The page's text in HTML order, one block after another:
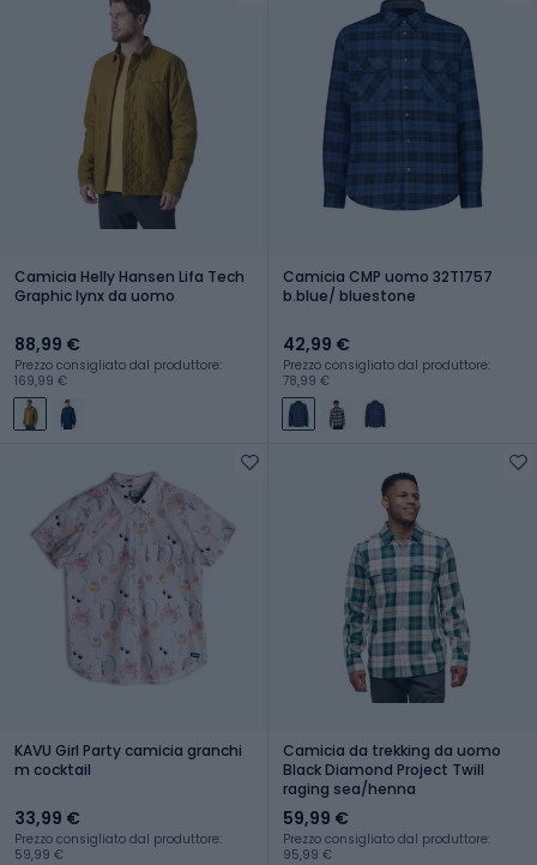
Camicia Helly Hansen Lifa Tech
Graphic lynx da uomo
88,99 €
Prezzo consigliato dal produttore:
169,99 €
Camicia CMP uomo 32T1757
b.blue/ bluestone
42,99 €
Prezzo consigliato dal produttore:
78,99 €
KAVU Girl Party camicia granchi
m cocktail
33,99 €
Prezzo consigliato dal produttore:
59,99 €
Camicia da trekking da uomo
Black Diamond Project Twill
raging sea/henna
59,99 €
Prezzo consigliato dal produttore:
95,99 €